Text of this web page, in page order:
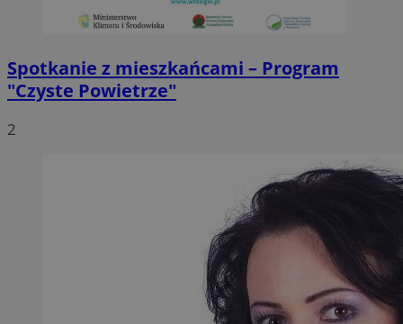
Spotkanie z mieszkańcami – Program
"Czyste Powietrze"
2